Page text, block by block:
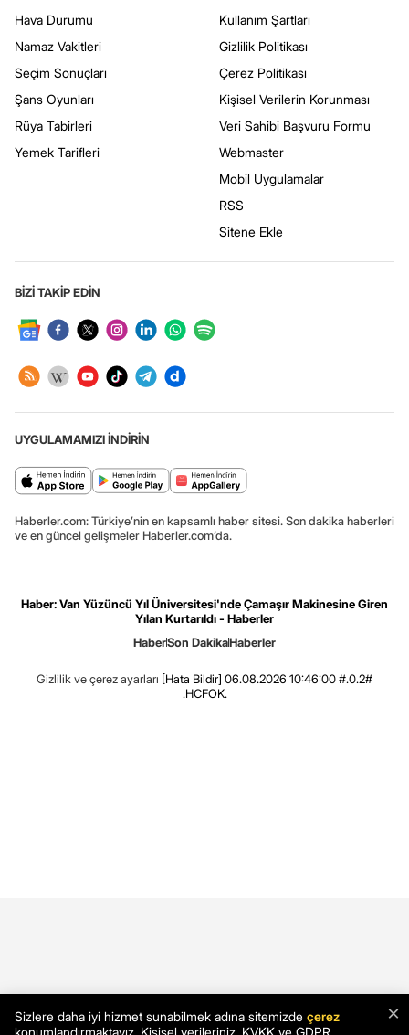
Hava Durumu
Namaz Vakitleri
Seçim Sonuçları
Şans Oyunları
Rüya Tabirleri
Yemek Tarifleri
Kullanım Şartları
Gizlilik Politikası
Çerez Politikası
Kişisel Verilerin Korunması
Veri Sahibi Başvuru Formu
Webmaster
Mobil Uygulamalar
RSS
Sitene Ekle
BİZİ TAKİP EDİN
UYGULAMAMIZI İNDİRİN
Haberler.com: Türkiye’nin en kapsamlı haber sitesi. Son dakika haberleri
ve en güncel gelişmeler Haberler.com’da.
Haber: Van Yüzüncü Yıl Üniversitesi'nde Çamaşır Makinesine Giren
Yılan Kurtarıldı - Haberler
HaberSon DakikaHaberler
Gizlilik ve çerez ayarları [Hata Bildir] 06.08.2026 10:46:00 #.0.2#
.HCFOK.
×
Sizlere daha iyi hizmet sunabilmek adına sitemizde çerez
konumlandırmaktayız. Kişisel verileriniz, KVKK ve GDPR